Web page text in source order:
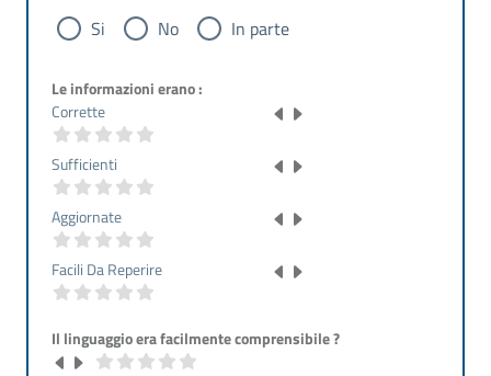
Si No In parte
Le informazioni erano :
Corrette
Sufficienti
Aggiornate
Facili Da Reperire
Il linguaggio era facilmente comprensibile ?